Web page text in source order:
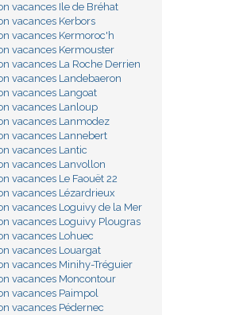
vacances Ile de Bréhat
vacances Kerbors
vacances Kermoroc'h
vacances Kermouster
vacances La Roche Derrien
vacances Landebaeron
vacances Langoat
vacances Lanloup
vacances Lanmodez
vacances Lannebert
vacances Lantic
vacances Lanvollon
vacances Le Faouët 22
vacances Lézardrieux
vacances Loguivy de la Mer
vacances Loguivy Plougras
vacances Lohuec
vacances Louargat
vacances Minihy-Tréguier
vacances Moncontour
vacances Paimpol
vacances Pédernec